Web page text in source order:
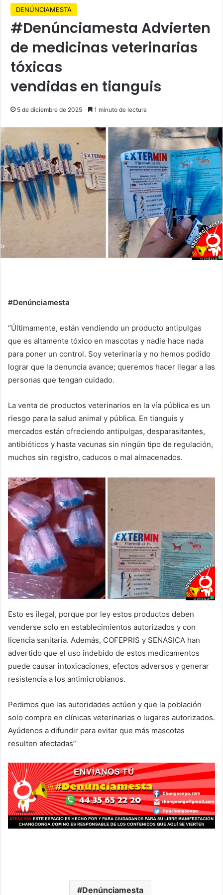
DENÚNCIAMESTA
#Denúnciamesta Advierten
de medicinas veterinarias
tóxicas
vendidas en tianguis
5 de diciembre de 2025 1 minuto de lectura
#Denúnciamesta
“Últimamente, están vendiendo un producto antipulgas
que es altamente tóxico en mascotas y nadie hace nada
para poner un control. Soy veterinaria y no hemos podido
lograr que la denuncia avance; queremos hacer llegar a las
personas que tengan cuidado.
La venta de productos veterinarios en la vía pública es un
riesgo para la salud animal y pública. En tianguis y
mercados están ofreciendo antipulgas, desparasitantes,
antibióticos y hasta vacunas sin ningún tipo de regulación,
muchos sin registro, caducos o mal almacenados.
Esto es ilegal, porque por ley estos productos deben
venderse solo en establecimientos autorizados y con
licencia sanitaria. Además, COFEPRIS y SENASICA han
advertido que el uso indebido de estos medicamentos
puede causar intoxicaciones, efectos adversos y generar
resistencia a los antimicrobianos.
Pedimos que las autoridades actúen y que la población
solo compre en clínicas veterinarias o lugares autorizados.
Ayúdenos a difundir para evitar que más mascotas
resulten afectadas”
Denúnciamesta